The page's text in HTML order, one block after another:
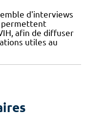
d'interviews
permettent
afin de diffuser
utiles au